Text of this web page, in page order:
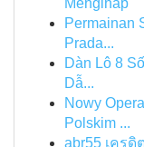
Menginap
Permainan
Prada...
Dàn Lô 8
Dẫ...
Nowy
Polskim ...
abr55 เคร